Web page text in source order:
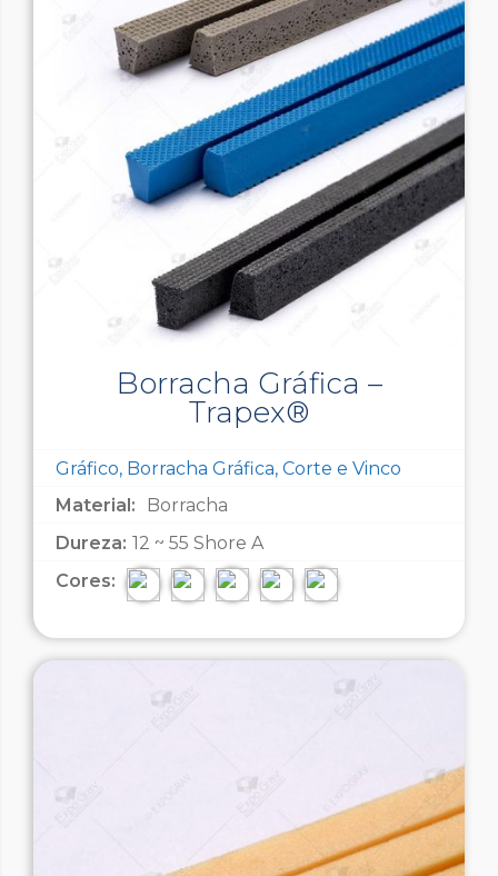
Borracha Gráfica –
Trapex®
Gráfico, Borracha Gráfica, Corte e Vinco
Material:
Borracha
Dureza: 12 ~ 55 Shore A
Cores: